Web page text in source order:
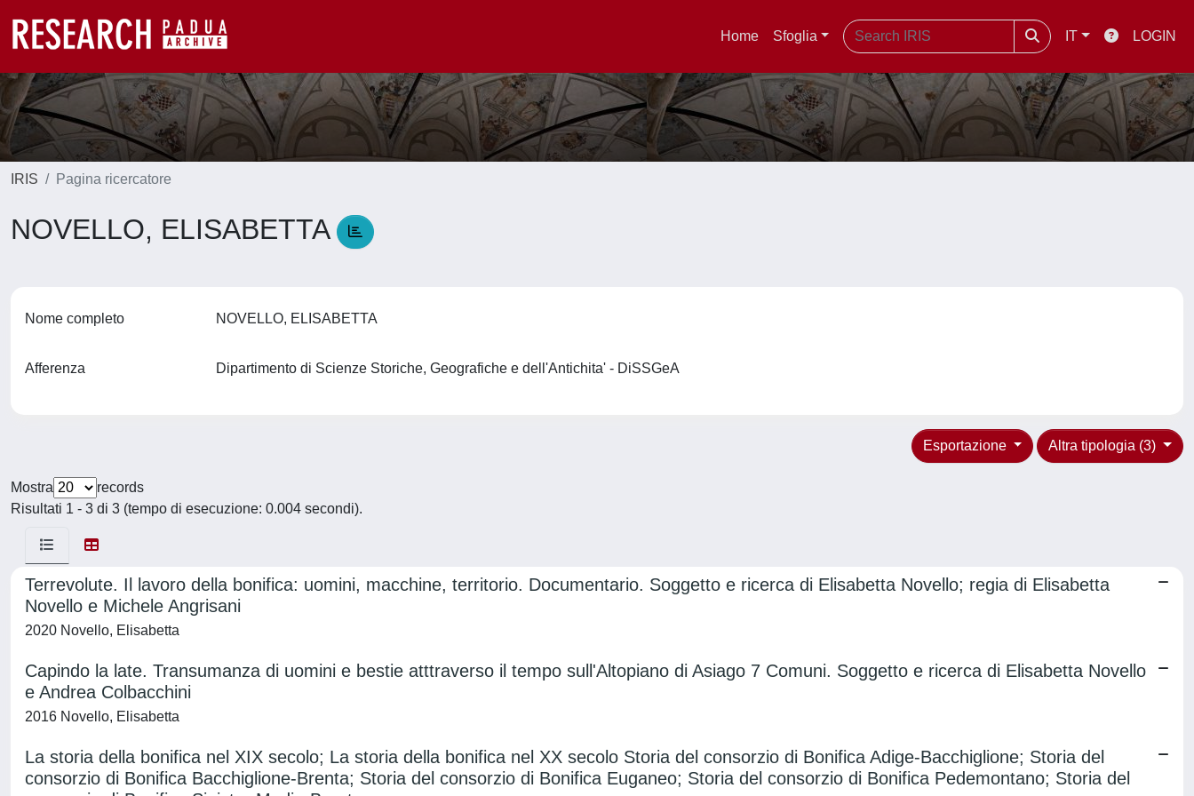
Home Sfoglia IT LOGIN
IRIS Pagina ricercatore
NOVELLO, ELISABETTA
Nome completo NOVELLO, ELISABETTA
Afferenza Dipartimento di Scienze Storiche, Geografiche e dell'Antichita' - DiSSGeA
Altra tipologia (3)
Esportazione
Mostra
records
Risultati 1 - 3 di 3 (tempo di esecuzione: 0.004 secondi).
Terrevolute. Il lavoro della bonifica: uomini, macchine, territorio. Documentario. Soggetto e ricerca di Elisabetta Novello; regia di Elisabetta
Novello e Michele Angrisani
2020 Novello, Elisabetta
Capindo la late. Transumanza di uomini e bestie atttraverso il tempo sull'Altopiano di Asiago 7 Comuni. Soggetto e ricerca di Elisabetta Novello
e Andrea Colbacchini
2016 Novello, Elisabetta
La storia della bonifica nel XIX secolo; La storia della bonifica nel XX secolo Storia del consorzio di Bonifica Adige-Bacchiglione; Storia del
consorzio di Bonifica Bacchiglione-Brenta; Storia del consorzio di Bonifica Euganeo; Storia del consorzio di Bonifica Pedemontano; Storia del